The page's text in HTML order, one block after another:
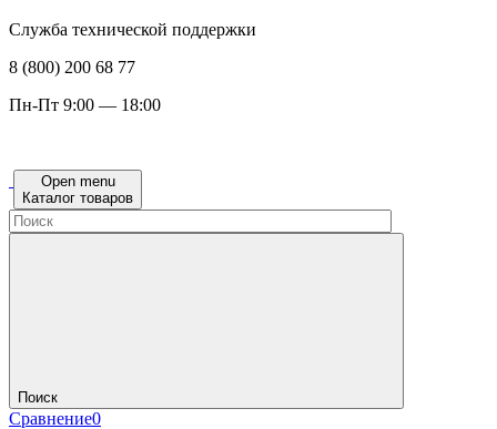
Служба технической поддержки
8 (800) 200 68 77
Пн-Пт 9:00 — 18:00
Open menu
Каталог товаров
Поиск
Сравнение0